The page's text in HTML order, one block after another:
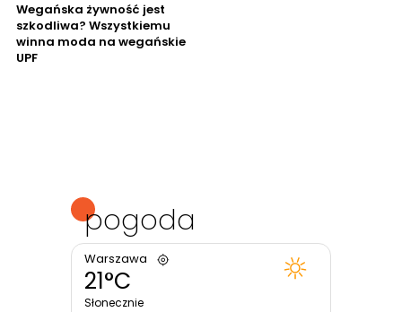
Wegańska żywność jest
szkodliwa? Wszystkiemu
winna moda na wegańskie
UPF
pogoda
Warszawa
21°C
Słonecznie